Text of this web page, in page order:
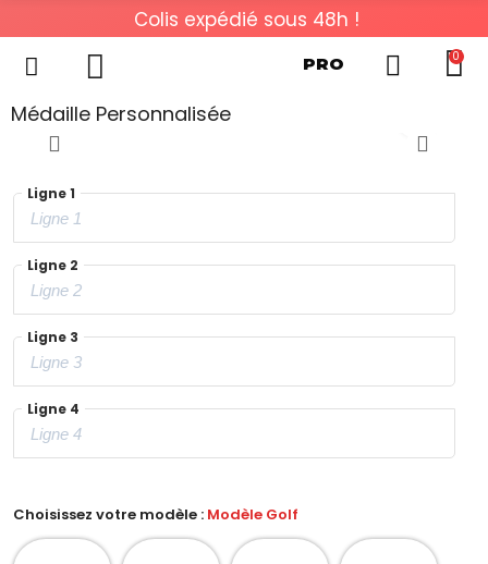
Colis expédié sous 48h !
PRO 0
Médaille Personnalisée
Ligne 1
Ligne 2
Ligne 3
Ligne 4
Choisissez votre modèle : Modèle Golf